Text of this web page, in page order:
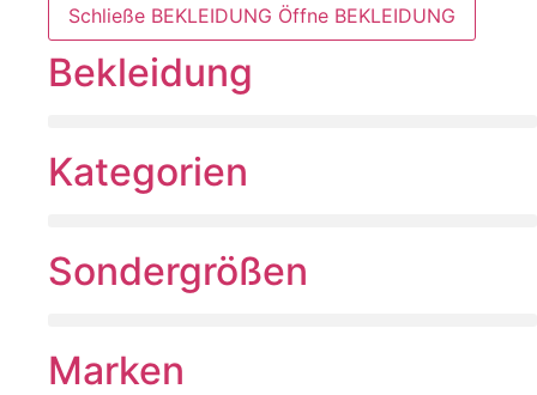
Schließe BEKLEIDUNG Öffne BEKLEIDUNG
Bekleidung
Kategorien
Sondergrößen
Marken